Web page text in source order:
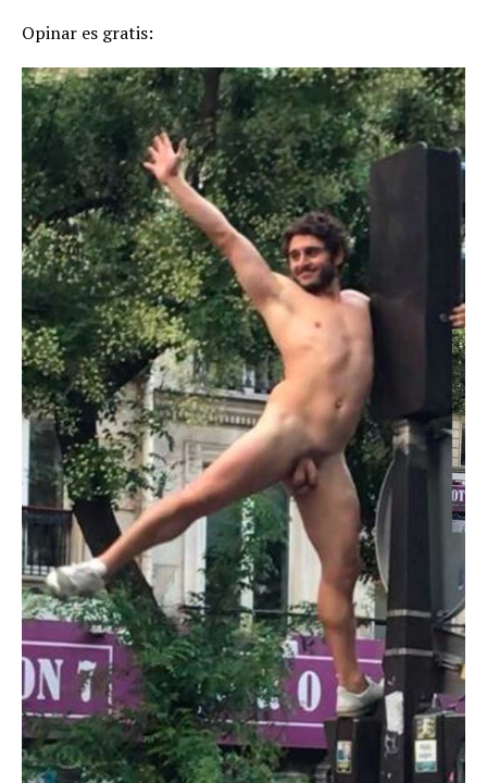
Opinar es gratis: